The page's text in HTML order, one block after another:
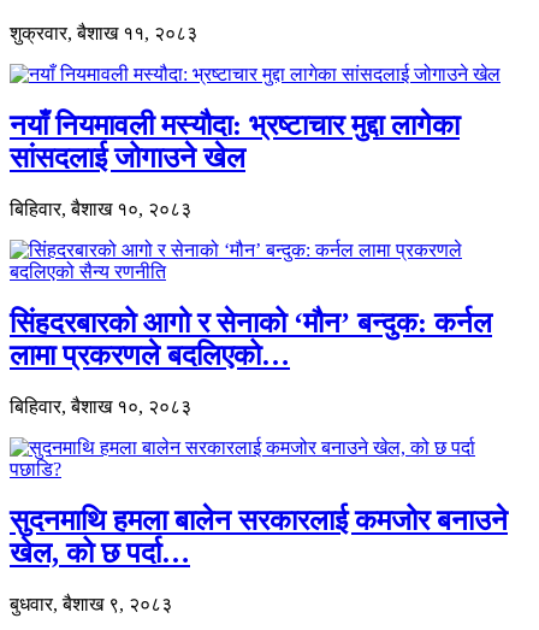
शुक्रवार, बैशाख ११, २०८३
नयाँ नियमावली मस्यौदा: भ्रष्टाचार मुद्दा लागेका
सांसदलाई जोगाउने खेल
बिहिवार, बैशाख १०, २०८३
सिंहदरबारको आगो र सेनाको ‘मौन’ बन्दुक: कर्नल
लामा प्रकरणले बदलिएको…
बिहिवार, बैशाख १०, २०८३
सुदनमाथि हमला बालेन सरकारलाई कमजोर बनाउने
खेल, को छ पर्दा…
बुधवार, बैशाख ९, २०८३